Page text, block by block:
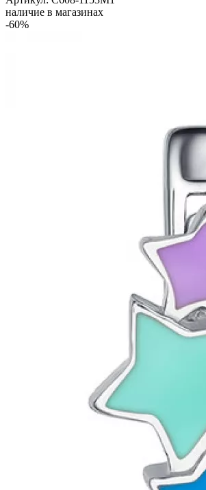
наличие в магазинах
-60%